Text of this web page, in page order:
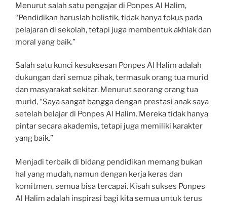
Menurut salah satu pengajar di Ponpes Al Halim,
“Pendidikan haruslah holistik, tidak hanya fokus pada
pelajaran di sekolah, tetapi juga membentuk akhlak dan
moral yang baik.”
Salah satu kunci kesuksesan Ponpes Al Halim adalah
dukungan dari semua pihak, termasuk orang tua murid
dan masyarakat sekitar. Menurut seorang orang tua
murid, “Saya sangat bangga dengan prestasi anak saya
setelah belajar di Ponpes Al Halim. Mereka tidak hanya
pintar secara akademis, tetapi juga memiliki karakter
yang baik.”
Menjadi terbaik di bidang pendidikan memang bukan
hal yang mudah, namun dengan kerja keras dan
komitmen, semua bisa tercapai. Kisah sukses Ponpes
Al Halim adalah inspirasi bagi kita semua untuk terus